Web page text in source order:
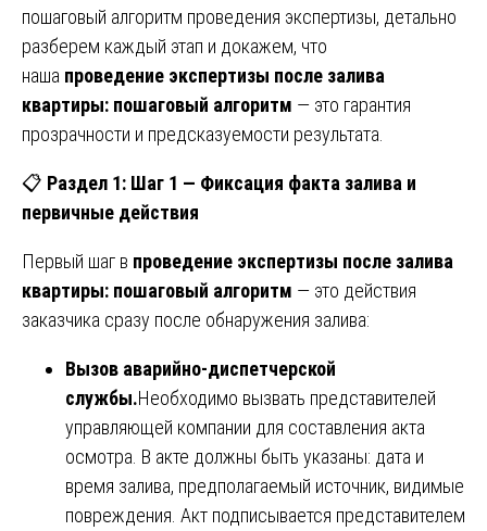
пошаговый алгоритм проведения экспертизы, детально
разберем каждый этап и докажем, что
наша проведение экспертизы после залива
квартиры: пошаговый алгоритм — это гарантия
прозрачности и предсказуемости результата.
📋 Раздел 1: Шаг 1 — Фиксация факта залива и
первичные действия
Первый шаг в проведение экспертизы после залива
квартиры: пошаговый алгоритм — это действия
заказчика сразу после обнаружения залива:
Вызов аварийно-диспетчерской
службы.Необходимо вызвать представителей
управляющей компании для составления акта
осмотра. В акте должны быть указаны: дата и
время залива, предполагаемый источник, видимые
повреждения. Акт подписывается представителем